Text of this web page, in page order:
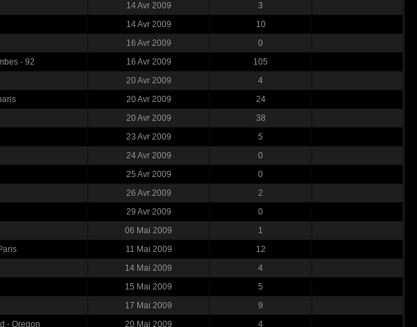
14 Avr 2009
3
14 Avr 2009
10
16 Avr 2009
0
- 92 16 Avr 2009
105
20 Avr 2009
4
20 Avr 2009
24
20 Avr 2009
38
23 Avr 2009
5
24 Avr 2009
0
25 Avr 2009
0
26 Avr 2009
2
29 Avr 2009
0
06 Mai 2009
1
11 Mai 2009
12
14 Mai 2009
4
15 Mai 2009
5
17 Mai 2009
9
- Oregon 20 Mai 2009 4